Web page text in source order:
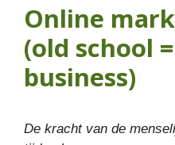
Online
(old school
business)
De kracht van de